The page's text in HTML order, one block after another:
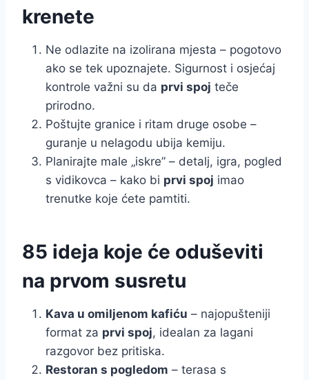
krenete
Ne odlazite na izolirana mjesta – pogotovo
ako se tek upoznajete. Sigurnost i osjećaj
kontrole važni su da prvi spoj teče
prirodno.
Poštujte granice i ritam druge osobe –
guranje u nelagodu ubija kemiju.
Planirajte male „iskre” – detalj, igra, pogled
s vidikovca – kako bi prvi spoj imao
trenutke koje ćete pamtiti.
85 ideja koje će oduševiti
na prvom susretu
Kava u omiljenom kafiću – najopušteniji
format za prvi spoj, idealan za lagani
razgovor bez pritiska.
Restoran s pogledom – terasa s